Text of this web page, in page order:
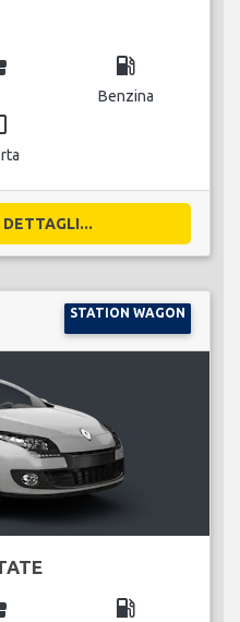
local_gas_station
Benzina
STATION WAGON
local_gas_station